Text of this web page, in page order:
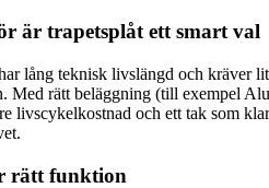
är trapetsplåt ett smart val
lång teknisk livslängd och kräver
Med rätt beläggning (till exempel
livscykelkostnad och ett tak som
rätt funktion